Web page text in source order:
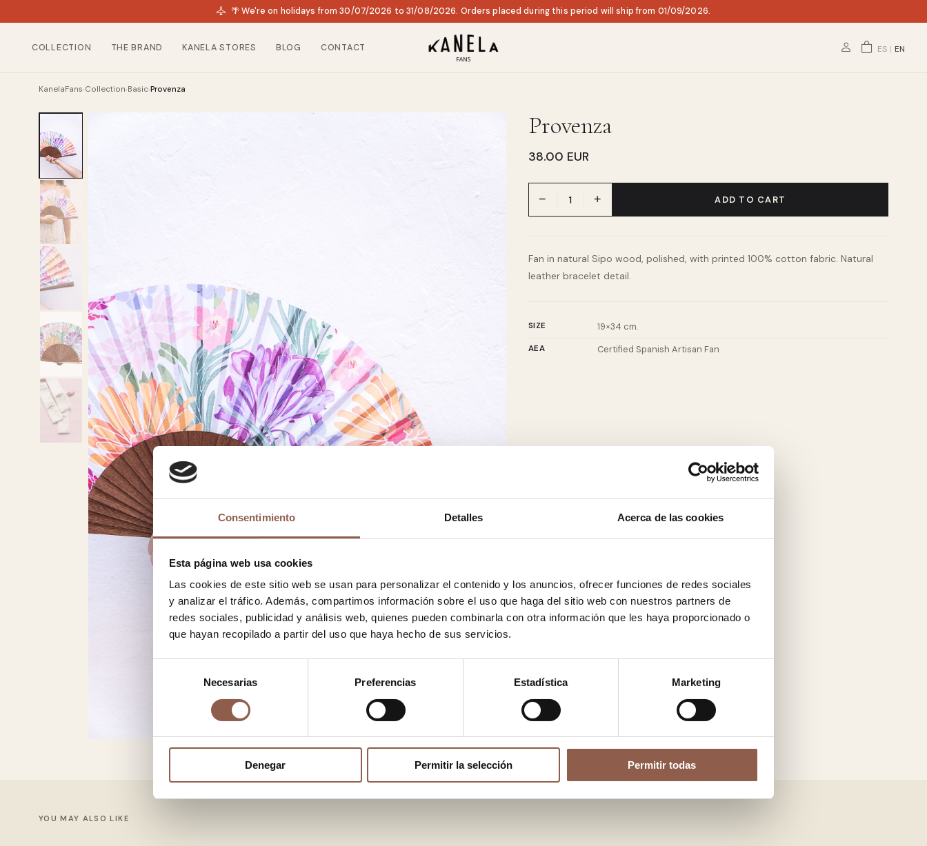
Consentimiento Detalles Acerca de las cookies
Esta página web usa cookies
Las cookies de este sitio web se usan para personalizar el contenido y los anuncios, ofrecer funciones de redes sociales
y analizar el tráfico. Además, compartimos información sobre el uso que haga del sitio web con nuestros partners de
redes sociales, publicidad y análisis web, quienes pueden combinarla con otra información que les haya proporcionado o
que hayan recopilado a partir del uso que haya hecho de sus servicios.
consentimiento
Necesarias Preferencias Estadística Marketing
Denegar Permitir la selección Permitir todas
🌴 We're on holidays from 30/07/2026 to 31/08/2026. Orders placed during this period will ship from 01/09/2026.
COLLECTION THE BRAND KANELA STORES BLOG CONTACT ES | EN
KanelaFans›Collection›Basic›Provenza
Provenza
38.00 EUR
− + ADD TO CART
Fan in natural Sipo wood, polished, with printed 100% cotton fabric. Natural
leather bracelet detail.
SIZE 19×34 cm.
AEA Certified Spanish Artisan Fan
YOU MAY ALSO LIKE